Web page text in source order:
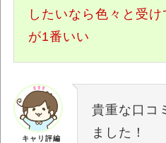
したいなら色々と受
が1番いい
キャリ評編
貴重な口コ
ました！